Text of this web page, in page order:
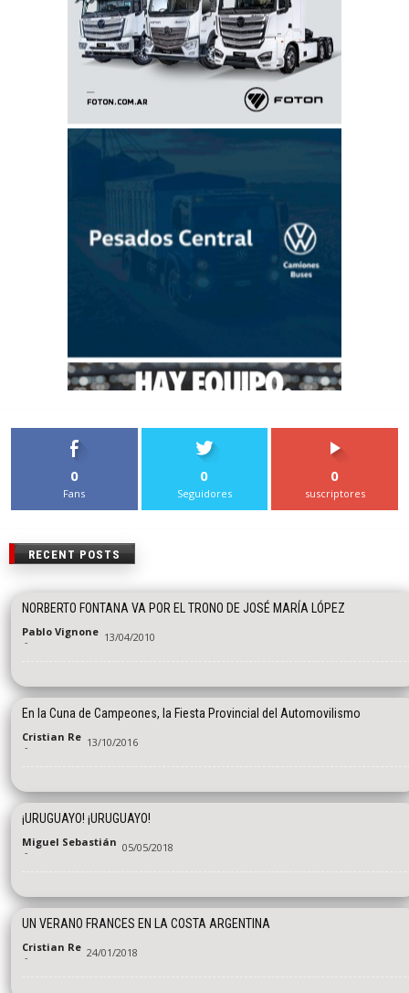
0
Fans
0
Seguidores
0
suscriptores
RECENT POSTS
NORBERTO FONTANA VA POR EL TRONO DE JOSÉ MARÍA LÓPEZ
Pablo Vignone
- 13/04/2010
En la Cuna de Campeones, la Fiesta Provincial del Automovilismo
Cristian Re
- 13/10/2016
¡URUGUAYO! ¡URUGUAYO!
Miguel Sebastián
- 05/05/2018
UN VERANO FRANCES EN LA COSTA ARGENTINA
Cristian Re
- 24/01/2018